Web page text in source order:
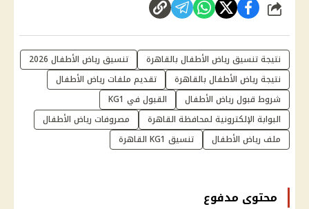
شارك
نتيجة تنسيق رياض الأطفال بالقاهرة
تنسيق رياض الأطفال 2026
نتيجة رياض الأطفال بالقاهرة
تقديم ملفات رياض الأطفال
شروط قبول رياض الأطفال
القبول في KG1
البوابة الإلكترونية لمحافظة القاهرة
مصروفات رياض الأطفال
ملف رياض الأطفال
تنسيق KG1 القاهرة
محتوى مدفوع